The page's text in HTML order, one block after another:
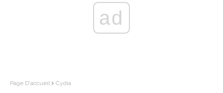
ad
Page D'accueil Cydia